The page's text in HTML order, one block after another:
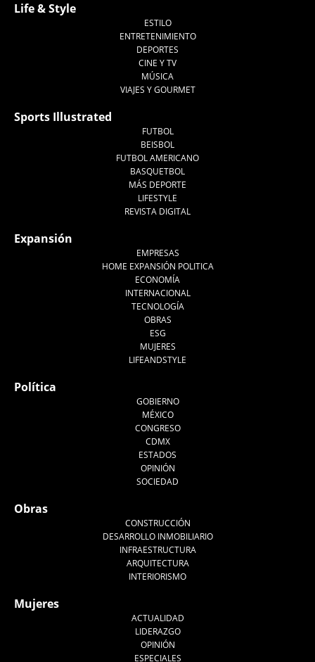
Life & Style
ESTILO
ENTRETENIMIENTO
DEPORTES
CINE Y TV
MÚSICA
VIAJES Y GOURMET
Sports Illustrated
FUTBOL
BEISBOL
FUTBOL AMERICANO
BASQUETBOL
MÁS DEPORTE
LIFESTYLE
REVISTA DIGITAL
Expansión
EMPRESAS
HOME EXPANSIÓN POLITICA
ECONOMÍA
INTERNACIONAL
TECNOLOGÍA
OBRAS
ESG
MUJERES
LIFEANDSTYLE
Política
GOBIERNO
MÉXICO
CONGRESO
CDMX
ESTADOS
OPINIÓN
SOCIEDAD
Obras
CONSTRUCCIÓN
DESARROLLO INMOBILIARIO
INFRAESTRUCTURA
ARQUITECTURA
INTERIORISMO
Mujeres
ACTUALIDAD
LIDERAZGO
OPINIÓN
ESPECIALES